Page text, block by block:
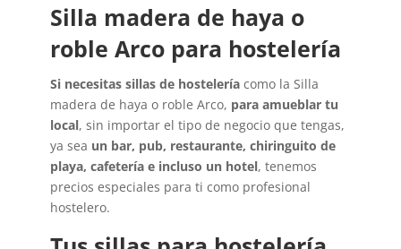
Silla madera de haya o
roble Arco para hostelería
Si necesitas sillas de hostelería como la Silla
madera de haya o roble Arco, para amueblar tu
local, sin importar el tipo de negocio que tengas,
ya sea un bar, pub, restaurante, chiringuito de
playa, cafetería e incluso un hotel, tenemos
precios especiales para ti como profesional
hostelero.